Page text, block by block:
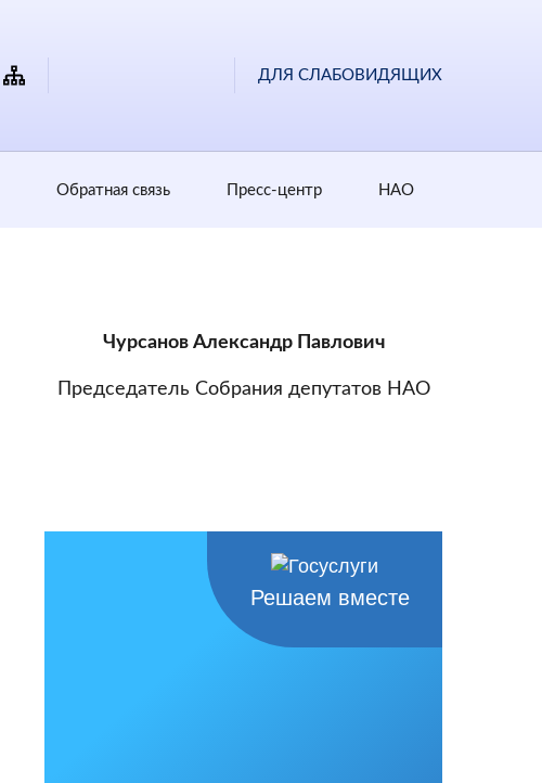
ДЛЯ СЛАБОВИДЯЩИХ
Обратная cвязь Пресс-центр НАО
Чурсанов Александр Павлович
Председатель Собрания депутатов НАО
Решаем вместе